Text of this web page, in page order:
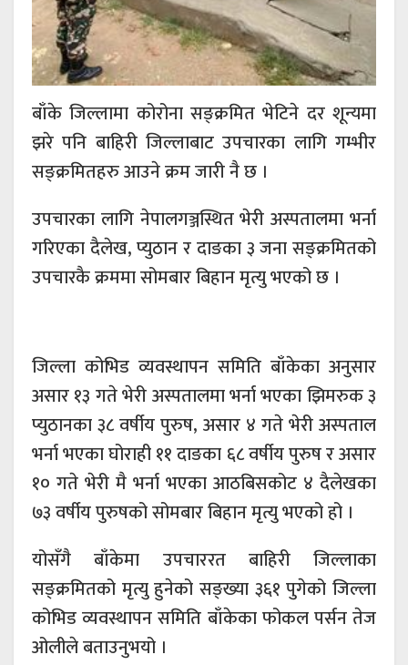
बाँके जिल्लामा कोरोना सङ्क्रमित भेटिने दर शून्यमा
झरे पनि बाहिरी जिल्लाबाट उपचारका लागि गम्भीर
सङ्क्रमितहरु आउने क्रम जारी नै छ ।
उपचारका लागि नेपालगञ्जस्थित भेरी अस्पतालमा भर्ना
गरिएका दैलेख, प्युठान र दाङका ३ जना सङ्क्रमितको
उपचारकै क्रममा सोमबार बिहान मृत्यु भएको छ ।
जिल्ला कोभिड व्यवस्थापन समिति बाँकेका अनुसार
असार १३ गते भेरी अस्पतालमा भर्ना भएका झिमरुक ३
प्युठानका ३८ वर्षीय पुरुष, असार ४ गते भेरी अस्पताल
भर्ना भएका घोराही ११ दाङका ६८ वर्षीय पुरुष र असार
१० गते भेरी मै भर्ना भएका आठबिसकोट ४ दैलेखका
७३ वर्षीय पुरुषको सोमबार बिहान मृत्यु भएको हो ।
योसँगै बाँकेमा उपचाररत बाहिरी जिल्लाका
सङ्क्रमितको मृत्यु हुनेको सङ्ख्या ३६१ पुगेको जिल्ला
कोभिड व्यवस्थापन समिति बाँकेका फोकल पर्सन तेज
ओलीले बताउनुभयो ।